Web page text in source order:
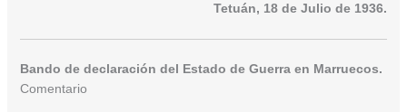
Tetuán, 18 de Julio de 1936.
Bando de declaración del Estado de Guerra en Marruecos.
Comentario